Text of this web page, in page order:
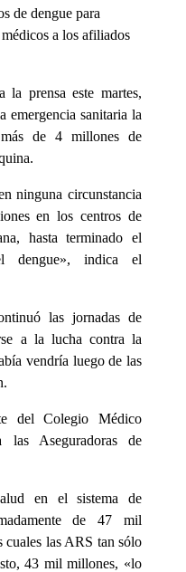
de dengue para
a los afiliados
la prensa este martes,
emergencia sanitaria la
de 4 millones de
ninguna circunstancia
en los centros de
hasta terminado el
dengue», indica el
las jornadas de
a la lucha contra la
vendría luego de las
del Colegio Médico
las Aseguradoras de
en el sistema de
de 47 mil
cuales las ARS tan sólo
43 mil millones, «lo